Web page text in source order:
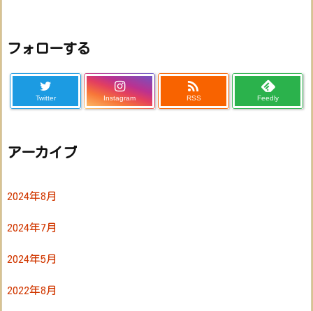
フォローする
Twitter Instagram

RSS Feedly
アーカイブ
2024年8月
2024年7月
2024年5月
2022年8月